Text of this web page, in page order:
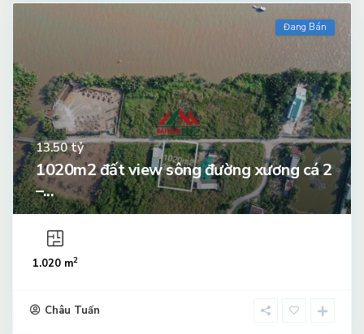
Đang Bán
13.50tỷ
1020m2 đất view sông đường xương cá 2
–...
1.020 m2
Châu Tuấn